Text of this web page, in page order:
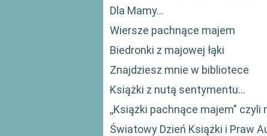
Dla Mamy...
Wiersze pachnące majem
Biedronki z majowej łąki
Znajdziesz mnie w bibliotece
Książki z nutą sentymentu…
,,Książki pachnące majem" czyli
Światowy Dzień Książki i Praw